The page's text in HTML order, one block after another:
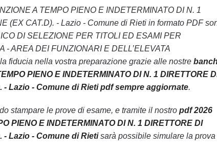
A TEMPO PIENO E INDETERMINATO DI N. 1
(EX CAT.D). - Lazio - Comune di Rieti in formato PDF
DI SELEZIONE PER TITOLI ED ESAMI PER
AREA DEI FUNZIONARI E DELL’ELEVATA
fiducia nella vostra preparazione grazie alle nostre
PIENO E INDETERMINATO DI N. 1 DIRETTORE
- Lazio - Comune di Rieti pdf sempre aggiornate.
stampare le prove di esame, e tramite il nostro pdf 2026
PIENO E INDETERMINATO DI N. 1 DIRETTORE DI
- Lazio - Comune di Rietisarà possibile simulare la prova